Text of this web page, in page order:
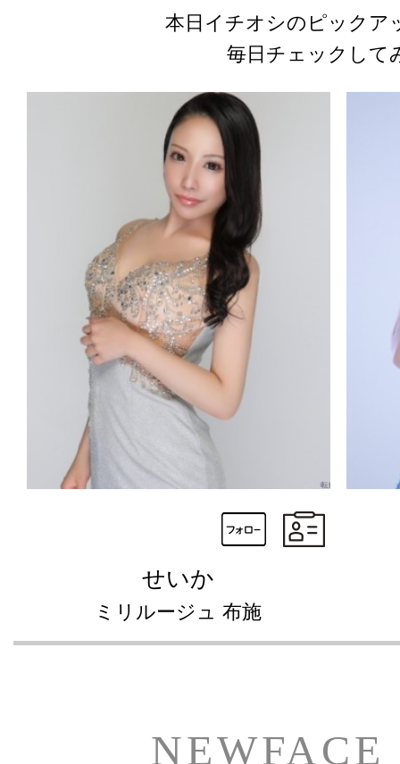
本日イチオシのピックア
毎日チェックして
せいか
ミリルージュ 布施
NEWFACE